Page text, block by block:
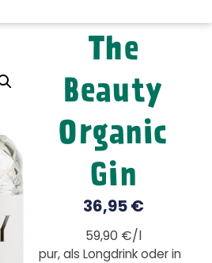
The
Beauty
Organic
Gin
36,95 €
59,90 €/l
pur, als Longdrink oder in